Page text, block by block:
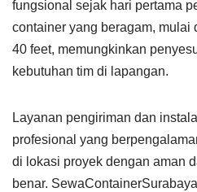
fungsional sejak hari pertama
container yang beragam, mulai
40 feet, memungkinkan
kebutuhan tim di lapangan.
Layanan pengiriman dan
profesional yang
di lokasi proyek dengan aman
benar.